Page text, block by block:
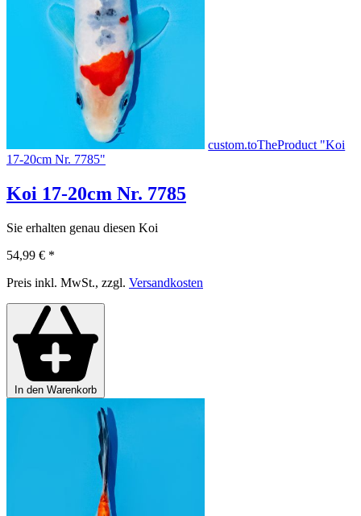
custom.toTheProduct "Koi
17-20cm Nr. 7785"
Koi 17-20cm Nr. 7785
Sie erhalten genau diesen Koi
54,99 € *
Preis inkl. MwSt., zzgl. Versandkosten
In den Warenkorb